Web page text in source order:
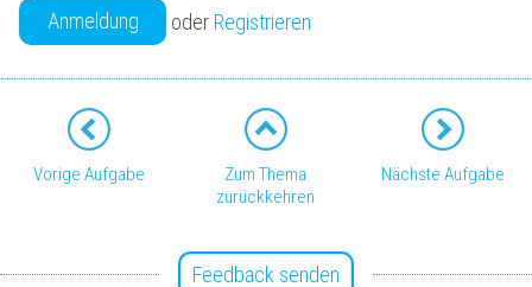
Anmeldung oder Registrieren
Vorige Aufgabe
Zum Thema
zurückkehren
Nächste Aufgabe
Feedback senden